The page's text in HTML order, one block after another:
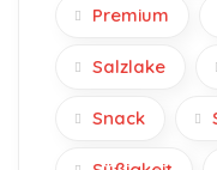
Premium
Salzlake
Snack